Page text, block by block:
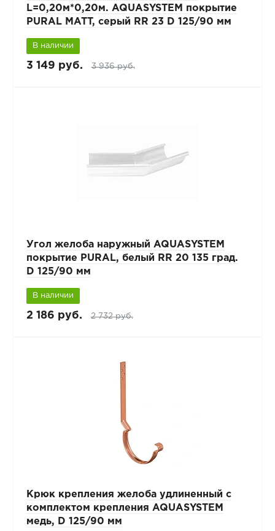
L=0,20м*0,20м. AQUASYSTEM покрытие
PURAL MATT, серый RR 23 D 125/90 мм
В наличии
3 149 руб. 3 936 руб.
Угол желоба наружный AQUASYSTEM
покрытие PURAL, белый RR 20 135 град.
D 125/90 мм
В наличии
2 186 руб. 2 732 руб.
Крюк крепления желоба удлиненный с
комплектом крепления AQUASYSTEM
медь, D 125/90 мм